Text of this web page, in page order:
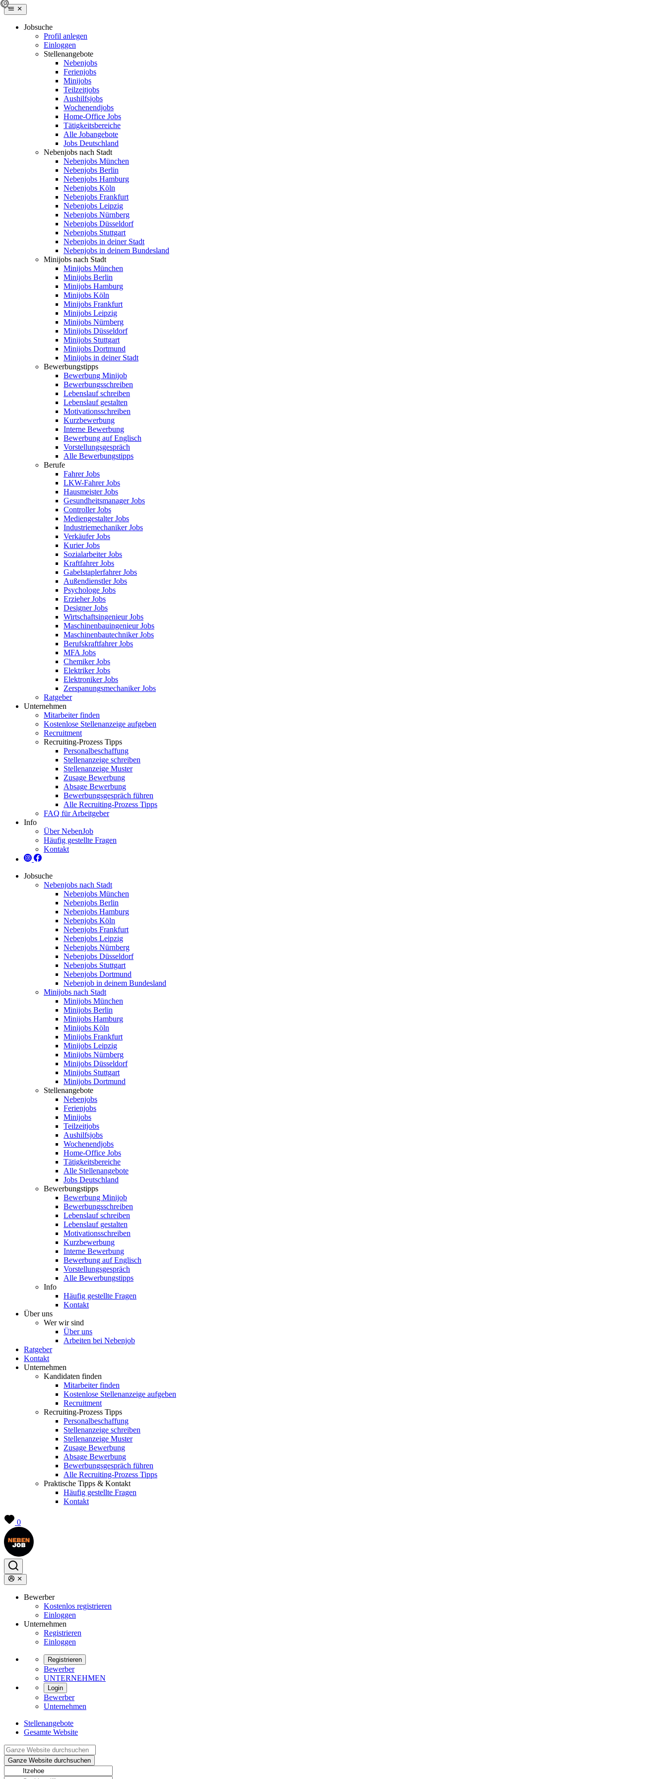
Jobsuche
Profil anlegen
Einloggen
Stellenangebote
Nebenjobs
Ferienjobs
Minijobs
Teilzeitjobs
Aushilfsjobs
Wochenendjobs
Home-Office Jobs
Tätigkeitsbereiche
Alle Jobangebote
Jobs Deutschland
Nebenjobs nach Stadt
Nebenjobs München
Nebenjobs Berlin
Nebenjobs Hamburg
Nebenjobs Köln
Nebenjobs Frankfurt
Nebenjobs Leipzig
Nebenjobs Nürnberg
Nebenjobs Düsseldorf
Nebenjobs Stuttgart
Nebenjobs in deiner Stadt
Nebenjobs in deinem Bundesland
Minijobs nach Stadt
Minijobs München
Minijobs Berlin
Minijobs Hamburg
Minijobs Köln
Minijobs Frankfurt
Minijobs Leipzig
Minijobs Nürnberg
Minijobs Düsseldorf
Minijobs Stuttgart
Minijobs Dortmund
Minijobs in deiner Stadt
Bewerbungstipps
Bewerbung Minijob
Bewerbungsschreiben
Lebenslauf schreiben
Lebenslauf gestalten
Motivationsschreiben
Kurzbewerbung
Interne Bewerbung
Bewerbung auf Englisch
Vorstellungsgespräch
Alle Bewerbungstipps
Berufe
Fahrer Jobs
LKW-Fahrer Jobs
Hausmeister Jobs
Gesundheitsmanager Jobs
Controller Jobs
Mediengestalter Jobs
Industriemechaniker Jobs
Verkäufer Jobs
Kurier Jobs
Sozialarbeiter Jobs
Kraftfahrer Jobs
Gabelstaplerfahrer Jobs
Außendienstler Jobs
Psychologe Jobs
Erzieher Jobs
Designer Jobs
Wirtschaftsingenieur Jobs
Maschinenbauingenieur Jobs
Maschinenbautechniker Jobs
Berufskraftfahrer Jobs
MFA Jobs
Chemiker Jobs
Elektriker Jobs
Elektroniker Jobs
Zerspanungsmechaniker Jobs
Ratgeber
Unternehmen
Mitarbeiter finden
Kostenlose Stellenanzeige aufgeben
Recruitment
Recruiting-Prozess Tipps
Personalbeschaffung
Stellenanzeige schreiben
Stellenanzeige Muster
Zusage Bewerbung
Absage Bewerbung
Bewerbungsgespräch führen
Alle Recruiting-Prozess Tipps
FAQ für Arbeitgeber
Info
Über NebenJob
Häufig gestellte Fragen
Kontakt
Jobsuche
Nebenjobs nach Stadt
Nebenjobs München
Nebenjobs Berlin
Nebenjobs Hamburg
Nebenjobs Köln
Nebenjobs Frankfurt
Nebenjobs Leipzig
Nebenjobs Nürnberg
Nebenjobs Düsseldorf
Nebenjobs Stuttgart
Nebenjobs Dortmund
Nebenjob in deinem Bundesland
Minijobs nach Stadt
Minijobs München
Minijobs Berlin
Minijobs Hamburg
Minijobs Köln
Minijobs Frankfurt
Minijobs Leipzig
Minijobs Nürnberg
Minijobs Düsseldorf
Minijobs Stuttgart
Minijobs Dortmund
Stellenangebote
Nebenjobs
Ferienjobs
Minijobs
Teilzeitjobs
Aushilfsjobs
Wochenendjobs
Home-Office Jobs
Tätigkeitsbereiche
Alle Stellenangebote
Jobs Deutschland
Bewerbungstipps
Bewerbung Minijob
Bewerbungsschreiben
Lebenslauf schreiben
Lebenslauf gestalten
Motivationsschreiben
Kurzbewerbung
Interne Bewerbung
Bewerbung auf Englisch
Vorstellungsgespräch
Alle Bewerbungstipps
Info
Häufig gestellte Fragen
Kontakt
Über uns
Wer wir sind
Über uns
Arbeiten bei Nebenjob
Ratgeber
Kontakt
Unternehmen
Kandidaten finden
Mitarbeiter finden
Kostenlose Stellenanzeige aufgeben
Recruitment
Recruiting-Prozess Tipps
Personalbeschaffung
Stellenanzeige schreiben
Stellenanzeige Muster
Zusage Bewerbung
Absage Bewerbung
Bewerbungsgespräch führen
Alle Recruiting-Prozess Tipps
Praktische Tipps & Kontakt
Häufig gestellte Fragen
Kontakt
0
Bewerber
Kostenlos registrieren
Einloggen
Unternehmen
Registrieren
Einloggen
Registrieren
Bewerber
UNTERNEHMEN
Login
Bewerber
Unternehmen
Stellenangebote
Gesamte Website